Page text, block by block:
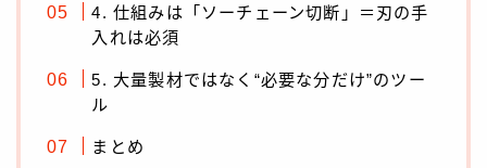
よくあるご質問
お問い合わせ
会社情報
4. 仕組みは「ソーチェーン切断」＝刃の手
入れは必須
5. 大量製材ではなく“必要な分だけ”のツー
ル
まとめ